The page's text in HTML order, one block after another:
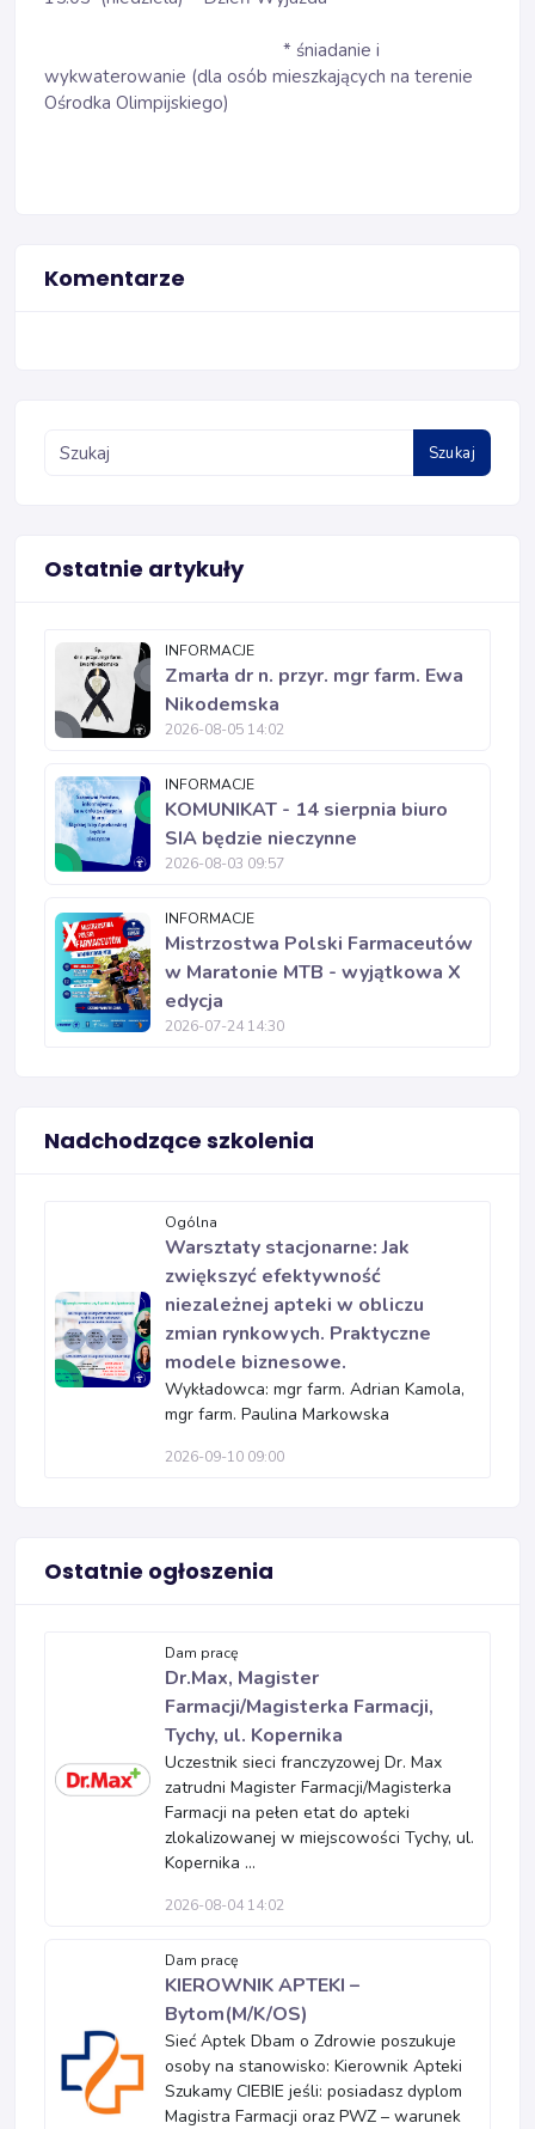
* śniadanie i
wykwaterowanie (dla osób mieszkających na terenie
Ośrodka Olimpijskiego)
Komentarze
Szukaj
Ostatnie artykuły
INFORMACJE
Zmarła dr n. przyr. mgr farm. Ewa
Nikodemska
2026-08-05 14:02
INFORMACJE
KOMUNIKAT - 14 sierpnia biuro
SIA będzie nieczynne
2026-08-03 09:57
INFORMACJE
Mistrzostwa Polski Farmaceutów
w Maratonie MTB - wyjątkowa X
edycja
2026-07-24 14:30
Nadchodzące szkolenia
Ogólna
Warsztaty stacjonarne: Jak
zwiększyć efektywność
niezależnej apteki w obliczu
zmian rynkowych. Praktyczne
modele biznesowe.
Wykładowca: mgr farm. Adrian Kamola,
mgr farm. Paulina Markowska
2026-09-10 09:00
Ostatnie ogłoszenia
Dam pracę
Dr.Max, Magister
Farmacji/Magisterka Farmacji,
Tychy, ul. Kopernika
Uczestnik sieci franczyzowej Dr. Max
zatrudni Magister Farmacji/Magisterka
Farmacji na pełen etat do apteki
zlokalizowanej w miejscowości Tychy, ul.
Kopernika ...
2026-08-04 14:02
Dam pracę
KIEROWNIK APTEKI –
Bytom(M/K/OS)
Sieć Aptek Dbam o Zdrowie poszukuje
osoby na stanowisko: Kierownik Apteki
Szukamy CIEBIE jeśli: posiadasz dyplom
Magistra Farmacji oraz PWZ – warunek